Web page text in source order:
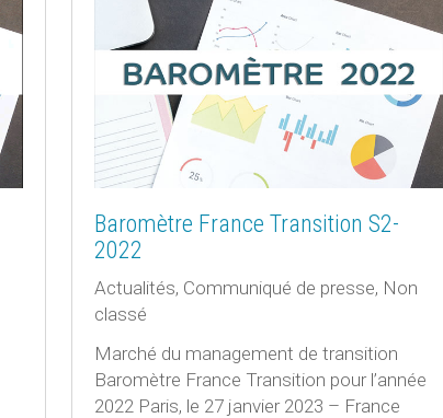
Baromètre France Transition S2-
2022
Actualités, Communiqué de presse, Non
classé
Marché du management de transition
Baromètre France Transition pour l’année
2022 Paris, le 27 janvier 2023 – France